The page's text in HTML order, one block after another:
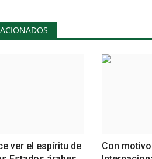
ver el espíritu de
Con